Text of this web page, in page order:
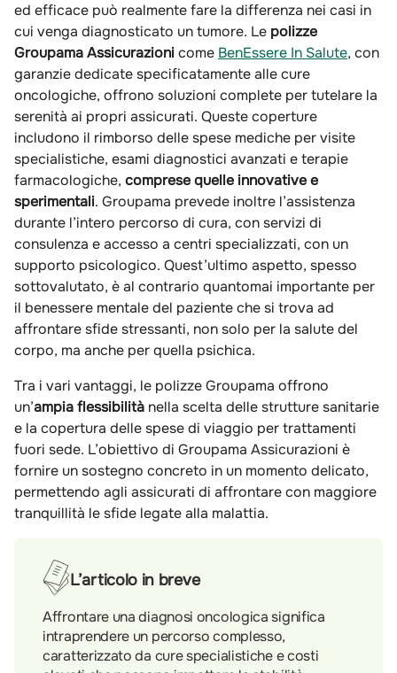
ed efficace può realmente fare la differenza nei casi in
cui venga diagnosticato un tumore. Le polizze
Groupama Assicurazionicome BenEssere In Salute, con
garanzie dedicate specificatamente alle cure
oncologiche, offrono soluzioni complete per tutelare la
serenità ai propri assicurati. Queste coperture
includono il rimborso delle spese mediche per visite
specialistiche, esami diagnostici avanzati e terapie
farmacologiche, comprese quelle innovative e
sperimentali. Groupama prevede inoltre l’assistenza
durante l’intero percorso di cura, con servizi di
consulenza e accesso a centri specializzati, con un
supporto psicologico. Quest’ultimo aspetto, spesso
sottovalutato, è al contrario quantomai importante per
il benessere mentale del paziente che si trova ad
affrontare sfide stressanti, non solo per la salute del
corpo, ma anche per quella psichica.
Tra i vari vantaggi, le polizze Groupama offrono
un’ampia flessibilità nella scelta delle strutture sanitarie
e la copertura delle spese di viaggio per trattamenti
fuori sede. L’obiettivo di Groupama Assicurazioni è
fornire un sostegno concreto in un momento delicato,
permettendo agli assicurati di affrontare con maggiore
tranquillità le sfide legate alla malattia.
L’articolo in breve
Affrontare una diagnosi oncologica significa
intraprendere un percorso complesso,
caratterizzato da cure specialistiche e costi